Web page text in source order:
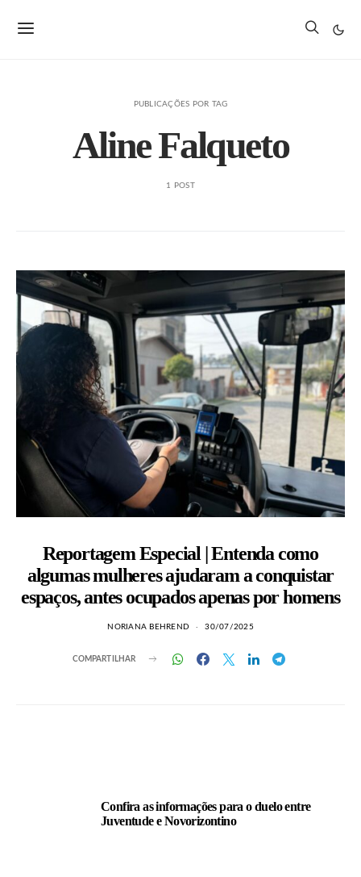
PUBLICAÇÕES POR TAG
Aline Falqueto
1 POST
Reportagem Especial | Entenda como
algumas mulheres ajudaram a conquistar
espaços, antes ocupados apenas por homens
NORIANA BEHREND 30/07/2025
COMPARTILHAR
Confira as informações para o duelo entre
Juventude e Novorizontino